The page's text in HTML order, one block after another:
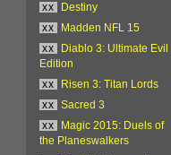
xx
Destiny
xx
Madden NFL 15
xx
Diablo 3: Ultimate Evil
Edition
xx
Risen 3: Titan Lords
xx
Sacred 3
xx
Magic 2015: Duels of
the Planeswalkers